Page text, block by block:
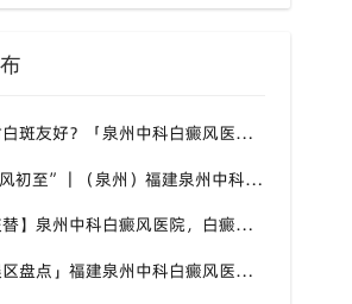
立秋吃什么对白斑友好？「泉州中科白癜风医院」福建白癜风患者饮食不要盲目忌口
“八月末，秋风初至”｜（泉州）福建泉州中科白癜风医院，聊聊白癜风换季防护关键点
【福建夏秋交替】泉州中科白癜风医院，白癜风患者，入秋之后洗澡习惯也要多注意
「换季白斑误区盘点」福建泉州中科白癜风医院，白斑消长多变，科学对待才是正道